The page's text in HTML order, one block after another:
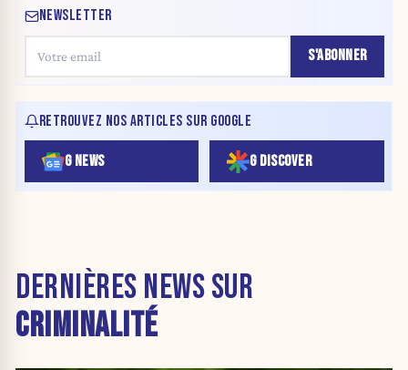
NEWSLETTER
S'ABONNER
RETROUVEZ NOS ARTICLES SUR GOOGLE
G NEWS G DISCOVER
DERNIÈRES NEWS SUR
CRIMINALITÉ